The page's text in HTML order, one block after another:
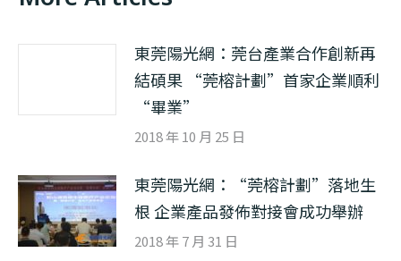
東莞陽光網：莞台產業合作創新再
結碩果 “莞榕計劃”首家企業順利
“畢業”
2018 年 10 月 25 日
東莞陽光網：“莞榕計劃”落地生
根 企業產品發佈對接會成功舉辦
2018 年 7 月 31 日